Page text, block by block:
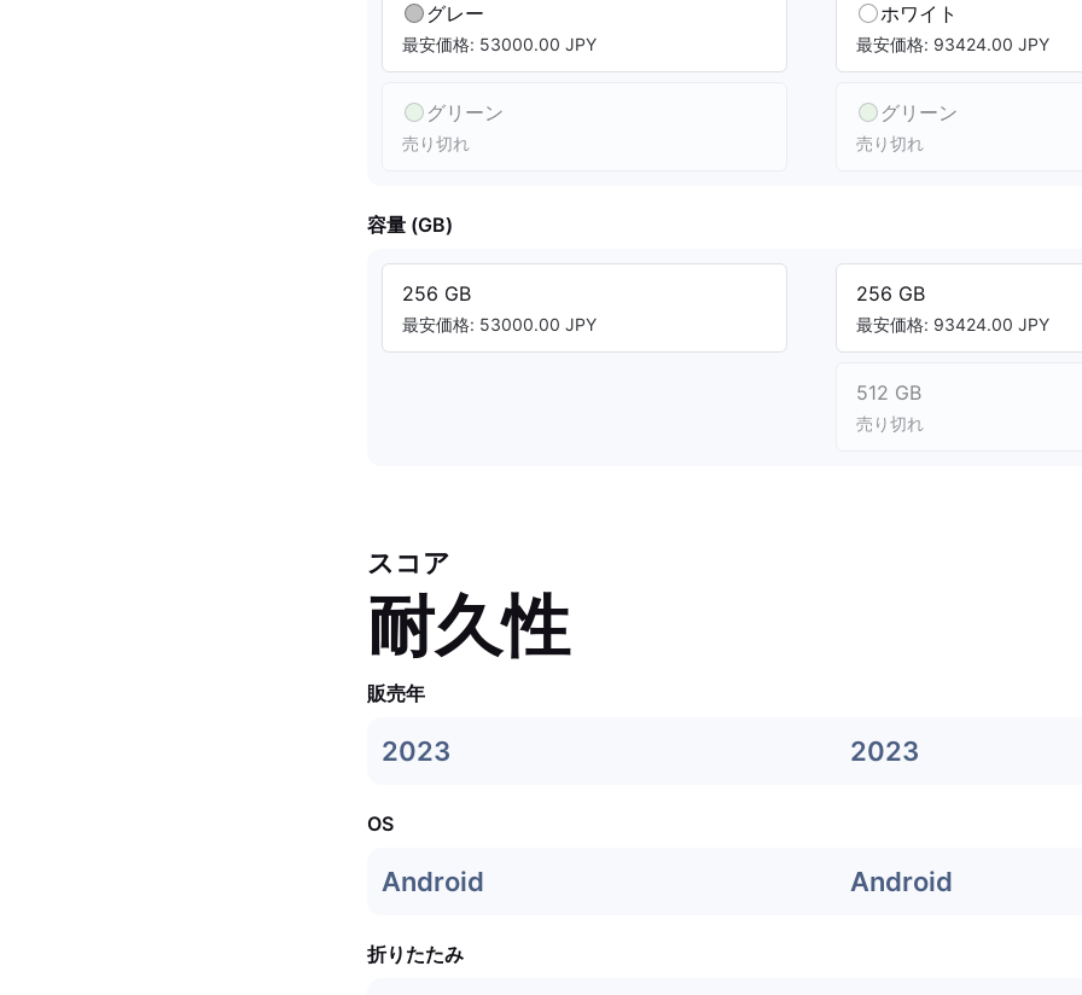
グレー
最安価格: 53000.00 JPY
グリーン
売り切れ
ホワイト
最安価格: 93424.00 JPY
グリーン
売り切れ
容量 (GB)
256 GB
最安価格: 53000.00 JPY
256 GB
最安価格: 93424.00 JPY
512 GB
売り切れ
スコア
耐久性
販売年
2023 2023
OS
Android Android
折りたたみ